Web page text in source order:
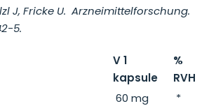
J, Fricke U. Arzneimittelforschung.
5.
V 1
kapsule
%
RVH
60 mg
*